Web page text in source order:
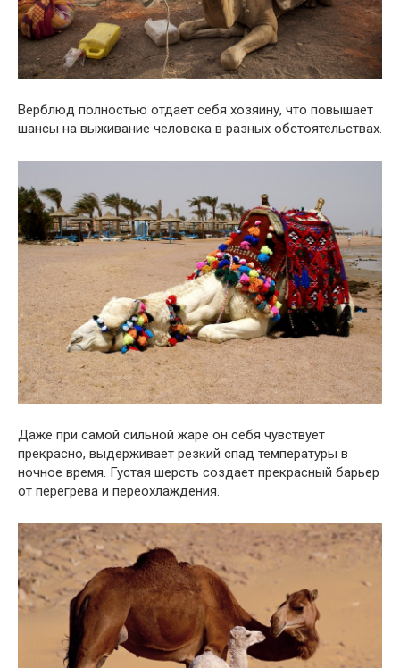
Верблюд полностью отдает себя хозяину, что повышает
шансы на выживание человека в разных обстоятельствах.
Даже при самой сильной жаре он себя чувствует
прекрасно, выдерживает резкий спад температуры в
ночное время. Густая шерсть создает прекрасный барьер
от перегрева и переохлаждения.